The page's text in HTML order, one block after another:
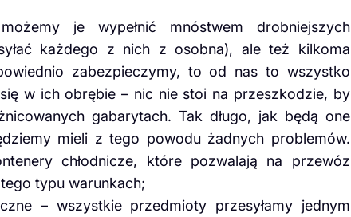
je wypełnić mnóstwem drobniejszych
każdego z nich z osobna), ale też kilkoma
zabezpieczymy, to od nas to wszystko
w ich obrębie – nic nie stoi na przeszkodzie, by
gabarytach. Tak długo, jak będą one
mieli z tego powodu żadnych problemów.
chłodnicze, które pozwalają na przewóz
typu warunkach;
– wszystkie przedmioty przesyłamy jednym